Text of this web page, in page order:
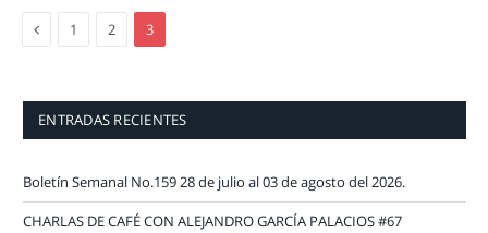
Previous
1 2 3
ENTRADAS RECIENTES
Boletín Semanal No.159 28 de julio al 03 de agosto del 2026.
CHARLAS DE CAFÉ CON ALEJANDRO GARCÍA PALACIOS #67